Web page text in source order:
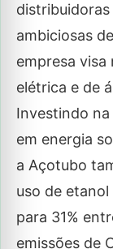
ambiciosas
empresa visa
elétrica e de
Investindo
em energia
a Açotubo
uso de etanol
para 31%
emissões de